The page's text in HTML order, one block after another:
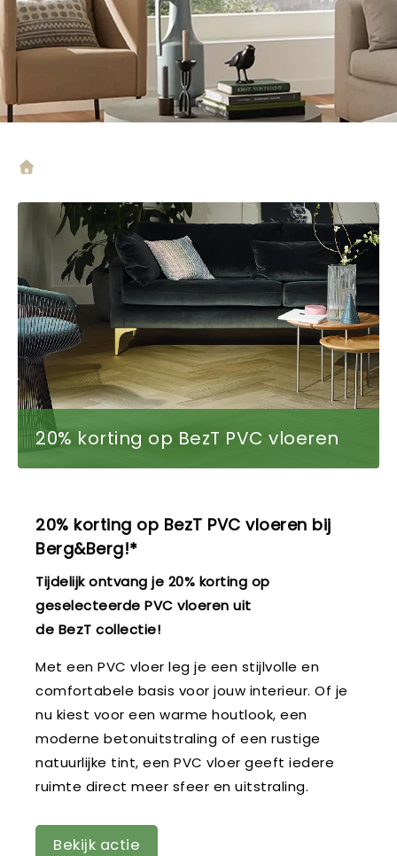
20% korting op BezT PVC vloeren
20% korting op BezT PVC vloeren bij
Berg&Berg!*
Tijdelijk ontvang je 20% korting op
geselecteerde PVC vloeren uit
de BezT collectie!
Met een PVC vloer leg je een stijlvolle en
comfortabele basis voor jouw interieur. Of je
nu kiest voor een warme houtlook, een
moderne betonuitstraling of een rustige
natuurlijke tint, een PVC vloer geeft iedere
ruimte direct meer sfeer en uitstraling.
Bekijk actie